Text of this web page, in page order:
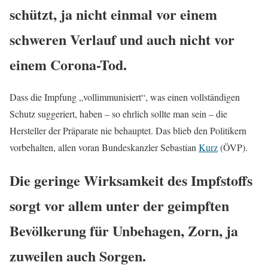
schützt, ja nicht einmal vor einem
schweren Verlauf und auch nicht vor
einem Corona-Tod.
Dass die Impfung „vollimmunisiert“, was einen vollständigen
Schutz suggeriert, haben – so ehrlich sollte man sein – die
Hersteller der Präparate nie behauptet. Das blieb den Politikern
vorbehalten, allen voran Bundeskanzler SebastianKurz(ÖVP).
Die geringe Wirksamkeit des Impfstoffs
sorgt vor allem unter der geimpften
Bevölkerung für Unbehagen, Zorn, ja
zuweilen auch Sorgen.